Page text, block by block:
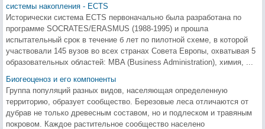
системы накопления - ECTS
Исторически система ECTS первоначально была разработана по
программе SOCRATES/ERASMUS (1988-1995) и прошла
испытательный срок в течение б лет по пилотной схеме, в которой
участвовали 145 вузов во всех странах Совета Европы, охватывая 5
образовательных областей: MBA (Business Administration), химия, ...
Биогеоценоз и его компоненты
Группа популяций разных видов, населяющая определенную
территорию, образует сообщество. Березовые леса отличаются от
дубрав не только древесным составом, но и подлеском и травяным
покровом. Каждое растительное сообщество населено